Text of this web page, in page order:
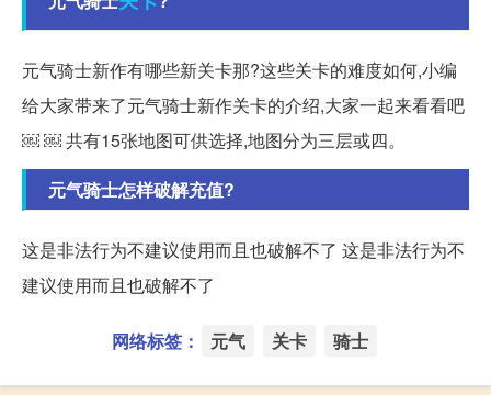
元气骑士新作有哪些新关卡那?这些关卡的难度如何,小编
给大家带来了元气骑士新作关卡的介绍,大家一起来看看吧
￼ ￼ 共有15张地图可供选择,地图分为三层或四。
元气骑士怎样破解充值?
这是非法行为不建议使用而且也破解不了 这是非法行为不
建议使用而且也破解不了
网络标签： 元气 关卡 骑士